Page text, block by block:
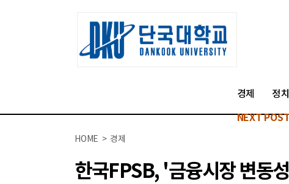
경제 정치
NEXT
HOME > 경제
한국FPSB, '금융시장 변동